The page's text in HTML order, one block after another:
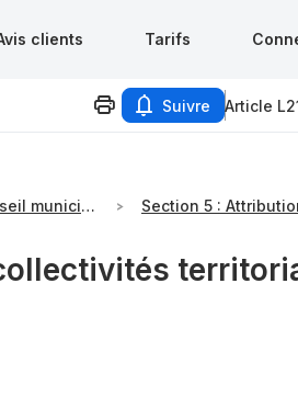
clients Tarifs
Suivre Article
CHAPITRE Ier : Le conseil municipal Section 5 :